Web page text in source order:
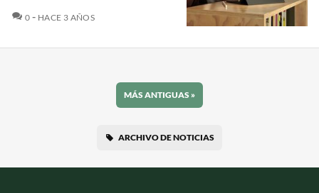
0 COMENTARIOS
HACE 3 AÑOS
MÁS ANTIGUAS »
ARCHIVO DE NOTICIAS